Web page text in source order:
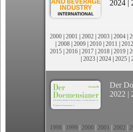
2024 |
2000 | 2001 | 2002 | 2003 | 2004 |
| 2008 | 2009 | 2010 | 2011 | 2012
2015 | 2016 | 2017 | 2018 | 2019 |
| 2023| 2024| 2025|
Der
2022 |
1998 1999 2000 2001 2002